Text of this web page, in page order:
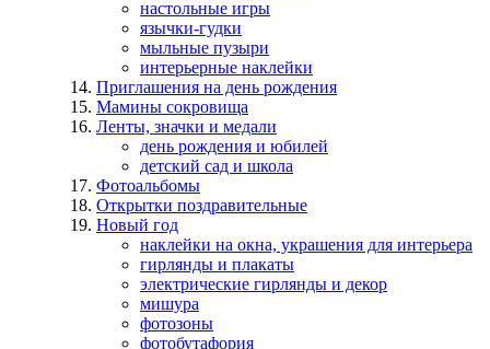
настольные игры
язычки-гудки
мыльные пузыри
интерьерные наклейки
Приглашения на день рождения
Мамины сокровища
Ленты, значки и медали
день рождения и юбилей
детский сад и школа
Фотоальбомы
Открытки поздравительные
Новый год
наклейки на окна, украшения для интерьера
гирлянды и плакаты
электрические гирлянды и декор
мишура
фотозоны
фотобутафория